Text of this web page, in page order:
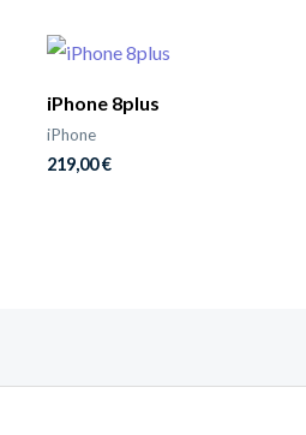
iPhone 8plus
iPhone
219,00€